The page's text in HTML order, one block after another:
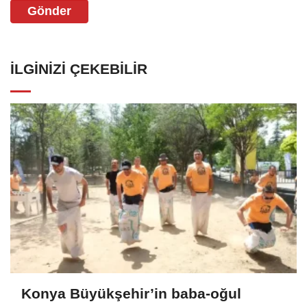
Gönder
İLGINIZI ÇEKEBILIR
Konya Büyükşehir’in baba-oğul